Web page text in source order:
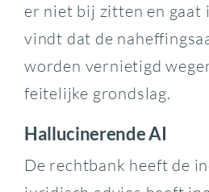
er niet bij zitten en gaat
vindt dat de
worden vernietigd
feitelijke grondslag.
Hallucinerende AI
De rechtbank heeft de